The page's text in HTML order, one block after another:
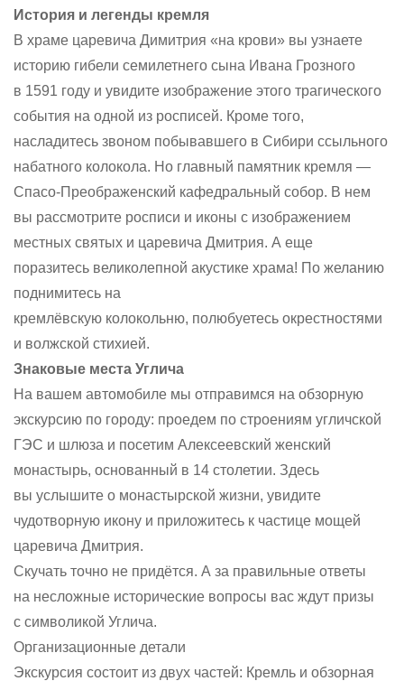
История и легенды кремля
В храме царевича Димитрия «на крови» вы узнаете
историю гибели семилетнего сына Ивана Грозного
в 1591 году и увидите изображение этого трагического
события на одной из росписей. Кроме того,
насладитесь звоном побывавшего в Сибири ссыльного
набатного колокола. Но главный памятник кремля —
Спасо-Преображенский кафедральный собор. В нем
вы рассмотрите росписи и иконы с изображением
местных святых и царевича Дмитрия. А еще
поразитесь великолепной акустике храма! По желанию
поднимитесь на
кремлёвскую колокольню, полюбуетесь окрестностями
и волжской стихией.
Знаковые места Углича
На вашем автомобиле мы отправимся на обзорную
экскурсию по городу: проедем по строениям угличской
ГЭС и шлюза и посетим Алексеевский женский
монастырь, основанный в 14 столетии. Здесь
вы услышите о монастырской жизни, увидите
чудотворную икону и приложитесь к частице мощей
царевича Дмитрия.
Скучать точно не придётся. А за правильные ответы
на несложные исторические вопросы вас ждут призы
с символикой Углича.
Организационные детали
Экскурсия состоит из двух частей: Кремль и обзорная